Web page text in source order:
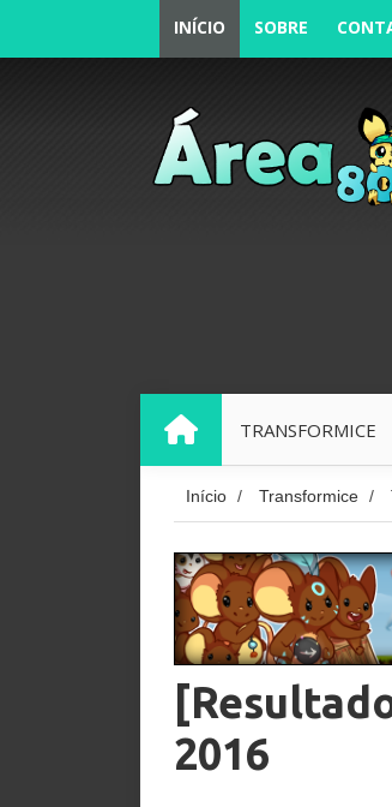
INÍCIO SOBRE
INÍCIO
TRANSFORMICE
Início / Transformice /
2016